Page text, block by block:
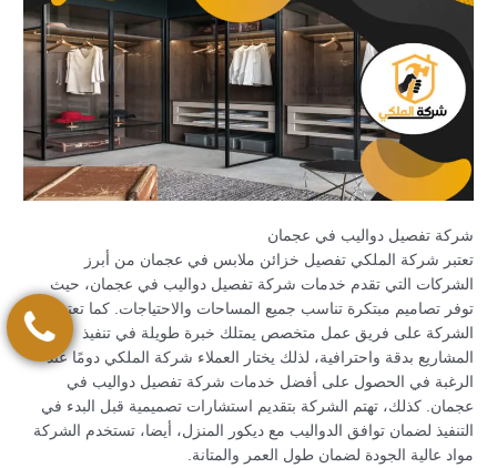
شركة تفصيل دواليب في عجمان
تعتبر شركة الملكي تفصيل خزائن ملابس في عجمان من أبرز
الشركات التي تقدم خدمات شركة تفصيل دواليب في عجمان، حيث
توفر تصاميم مبتكرة تناسب جميع المساحات والاحتياجات. كما تعتمد
الشركة على فريق عمل متخصص يمتلك خبرة طويلة في تنفيذ
المشاريع بدقة واحترافية، لذلك يختار العملاء شركة الملكي دومًا عند
الرغبة في الحصول على أفضل خدمات شركة تفصيل دواليب في
عجمان. كذلك، تهتم الشركة بتقديم استشارات تصميمية قبل البدء في
التنفيذ لضمان توافق الدواليب مع ديكور المنزل، أيضا، تستخدم الشركة
مواد عالية الجودة لضمان طول العمر والمتانة.